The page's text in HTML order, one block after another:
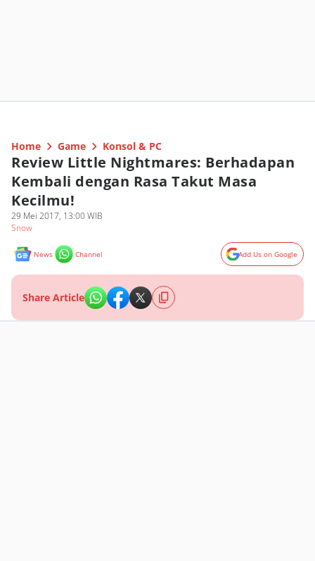
Home Game Konsol & PC
Review Little Nightmares: Berhadapan
Kembali dengan Rasa Takut Masa
Kecilmu!
29 Mei 2017, 13:00 WIB
Snow
News Channel Add Us on Google
Share Article